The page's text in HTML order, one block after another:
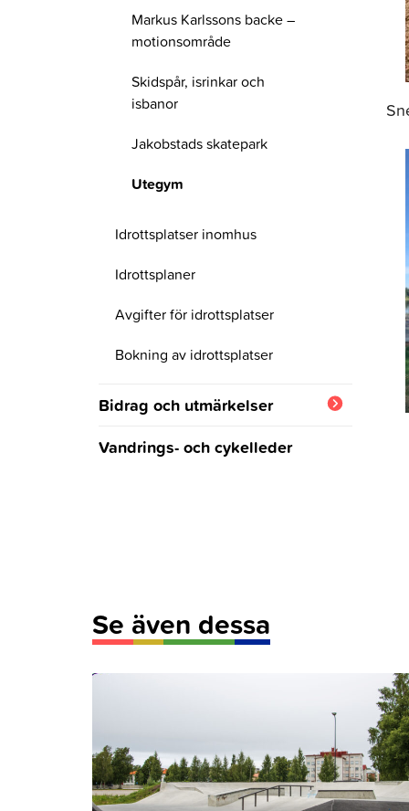
vuxensimkurs
Anvisningar och regler
Markus Karlssons backe –
motionsområde
Skidspår, isrinkar och
isbanor
Jakobstads skatepark
Utegym
Idrottsplatser inomhus
Idrottsplaner
Avgifter för idrottsplatser
Bokning av idrottsplatser
idrottsverksamhet
Bidrag och utmärkelser
Medaljfest
Vandrings- och cykelleder
Se även dessa